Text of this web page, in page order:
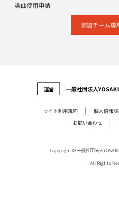
楽曲使用申請
参加チーム専
運営 ⼀般社団法⼈
サイト利⽤規約
個⼈情報
お問い合わせ
Copyright © 一般社団法人
All Rights